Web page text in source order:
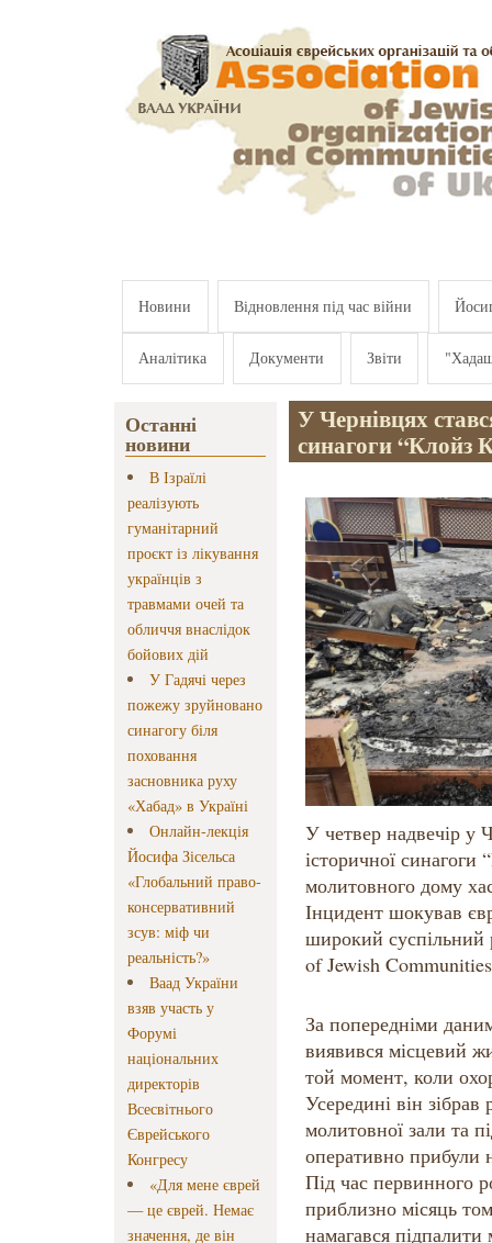
Новини Відновлення під час війни
Аналітика Документи Звіти
Останні
новини
В Ізраїлі
реалізують
гуманітарний
проєкт із лікування
українців з
травмами очей та
обличчя внаслідок
бойових дій
У Гадячі через
пожежу зруйновано
синагогу біля
поховання
засновника руху
«Хабад» в Україні
Онлайн-лекція
Йосифа Зісельса
«Глобальний право-
консервативний
зсув: міф чи
реальність?»
Ваад України
взяв участь у
Форумі
національних
директорів
Всесвітнього
Єврейського
Конгресу
«Для мене єврей
— це єврей. Немає
значення, де він
У Чернівцях
синагоги “Клойз
У четвер надвечір у
історичної
молитовного дому
Інцидент шокував
широкий суспільний
of Jewish
За попередніми
виявився місцевий
той момент, коли
Усередині він зібрав
молитовної зали та
оперативно прибули
Під час первинного
приблизно місяць
намагався